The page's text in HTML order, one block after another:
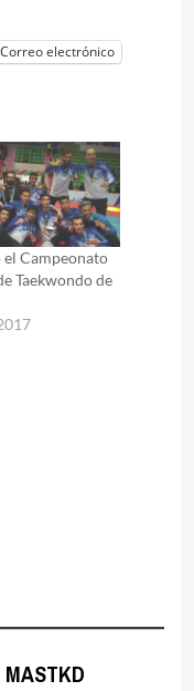
Correo electrónico
el Campeonato
Taekwondo de